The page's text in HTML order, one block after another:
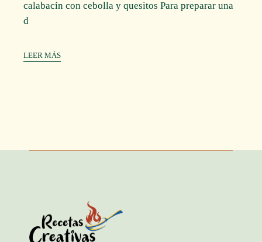
calabacín con cebolla y quesitos Para preparar una
d
LEER MÁS